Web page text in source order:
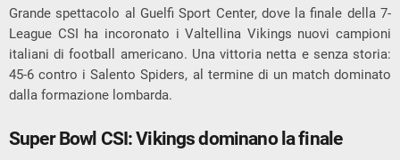
Grande spettacolo al Guelfi Sport Center, dove la finale della 7-
League CSI ha incoronato iValtellina Vikings nuovi campioni
italiani di football americano. Una vittoria netta e senza storia:
45-6 contro iSalento Spiders, al termine di un match dominato
dalla formazione lombarda.
Super Bowl CSI: Vikings dominano la finale